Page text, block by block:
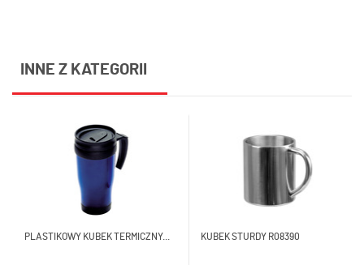
INNE Z KATEGORII
PLASTIKOWY KUBEK TERMICZNY... KUBEK STURDY R08390